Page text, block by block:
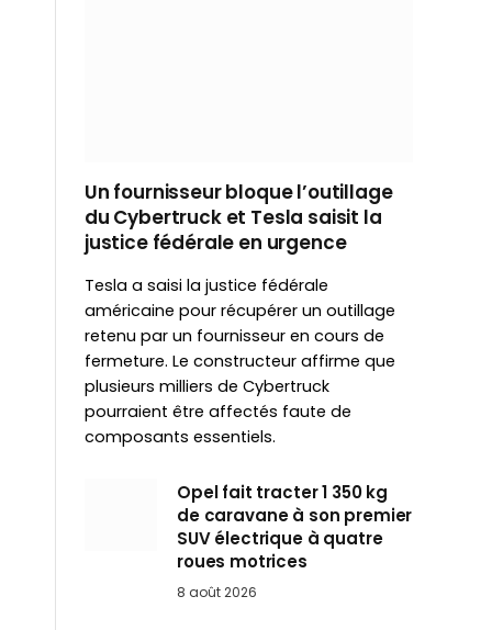
Un fournisseur bloque l’outillage
du Cybertruck et Tesla saisit la
justice fédérale en urgence
Tesla a saisi la justice fédérale
américaine pour récupérer un outillage
retenu par un fournisseur en cours de
fermeture. Le constructeur affirme que
plusieurs milliers de Cybertruck
pourraient être affectés faute de
composants essentiels.
Opel fait tracter 1 350 kg
de caravane à son premier
SUV électrique à quatre
roues motrices
8 août 2026